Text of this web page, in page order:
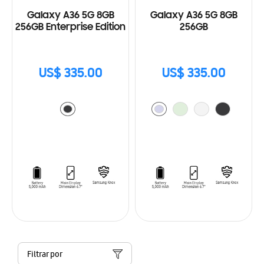
Galaxy A36 5G 8GB
256GB Enterprise Edition
US$ 335.00
Galaxy A36 5G 8GB
256GB
US$ 335.00
Filtrar por